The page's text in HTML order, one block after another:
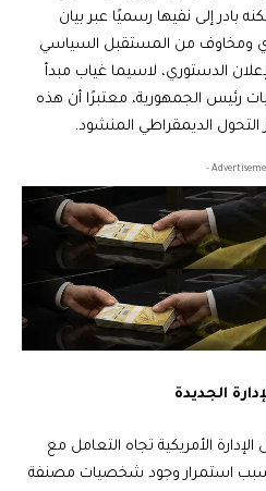
إلى نفيها رسميًا عبر بيان
ومخاوف من المستقبل السياسي
الدستوري، لاسيما غياب مبدأ
الجمهورية، معتبرًا أن هذه
الديمقراطي المنشود.
الجديدة
الأمريكية تجاه التعامل مع
استمرار وجود شخصيات مصنفة